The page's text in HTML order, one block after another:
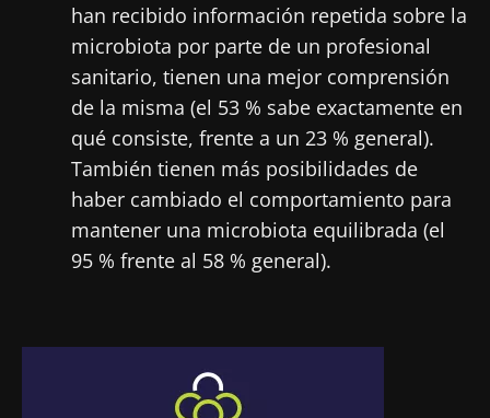
han recibido información repetida sobre la
microbiota por parte de un profesional
sanitario, tienen una mejor comprensión
de la misma (el 53 % sabe exactamente en
qué consiste, frente a un 23 % general).
También tienen más posibilidades de
haber cambiado el comportamiento para
mantener una microbiota equilibrada (el
95 % frente al 58 % general).